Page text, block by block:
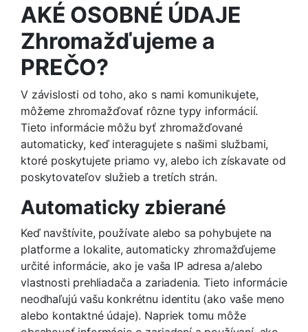
AKÉ OSOBNÉ ÚDAJE
Zhromažďujeme a
PREČO?
V závislosti od toho, ako s nami komunikujete,
môžeme zhromažďovať rôzne typy informácií.
Tieto informácie môžu byť zhromažďované
automaticky, keď interagujete s našimi službami,
ktoré poskytujete priamo vy, alebo ich získavate od
poskytovateľov služieb a tretích strán.
Automaticky zbierané
Keď navštívite, používate alebo sa pohybujete na
platforme a lokalite, automaticky zhromažďujeme
určité informácie, ako je vaša IP adresa a/alebo
vlastnosti prehliadača a zariadenia. Tieto informácie
neodhaľujú vašu konkrétnu identitu (ako vaše meno
alebo kontaktné údaje). Napriek tomu môže